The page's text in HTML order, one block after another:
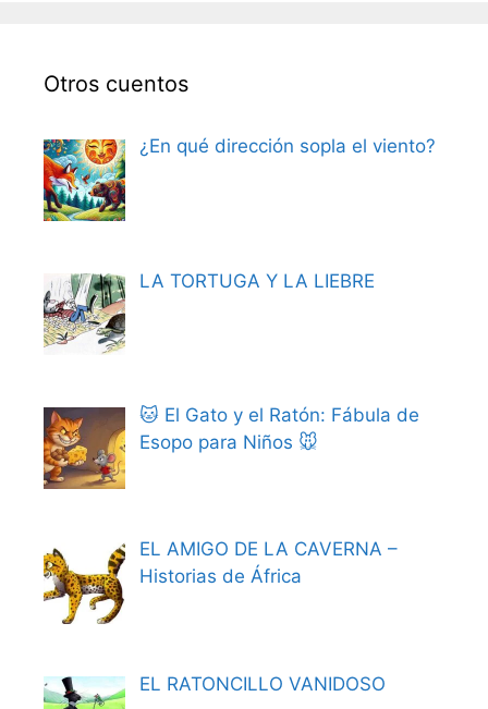
Otros cuentos
¿En qué dirección sopla el viento?
LA TORTUGA Y LA LIEBRE
🐱 El Gato y el Ratón: Fábula de
Esopo para Niños 🐭
EL AMIGO DE LA CAVERNA –
Historias de África
EL RATONCILLO VANIDOSO